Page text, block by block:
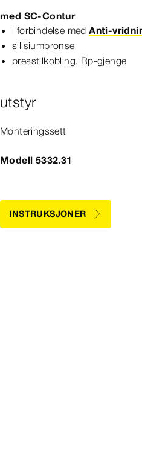
med SC‑Contur
i forbindelse medAnti-
silisiumbronse
presstilkobling, Rp-​gjenge
utstyr
Monteringssett
Modell 5332.31
INSTRUKSJONER